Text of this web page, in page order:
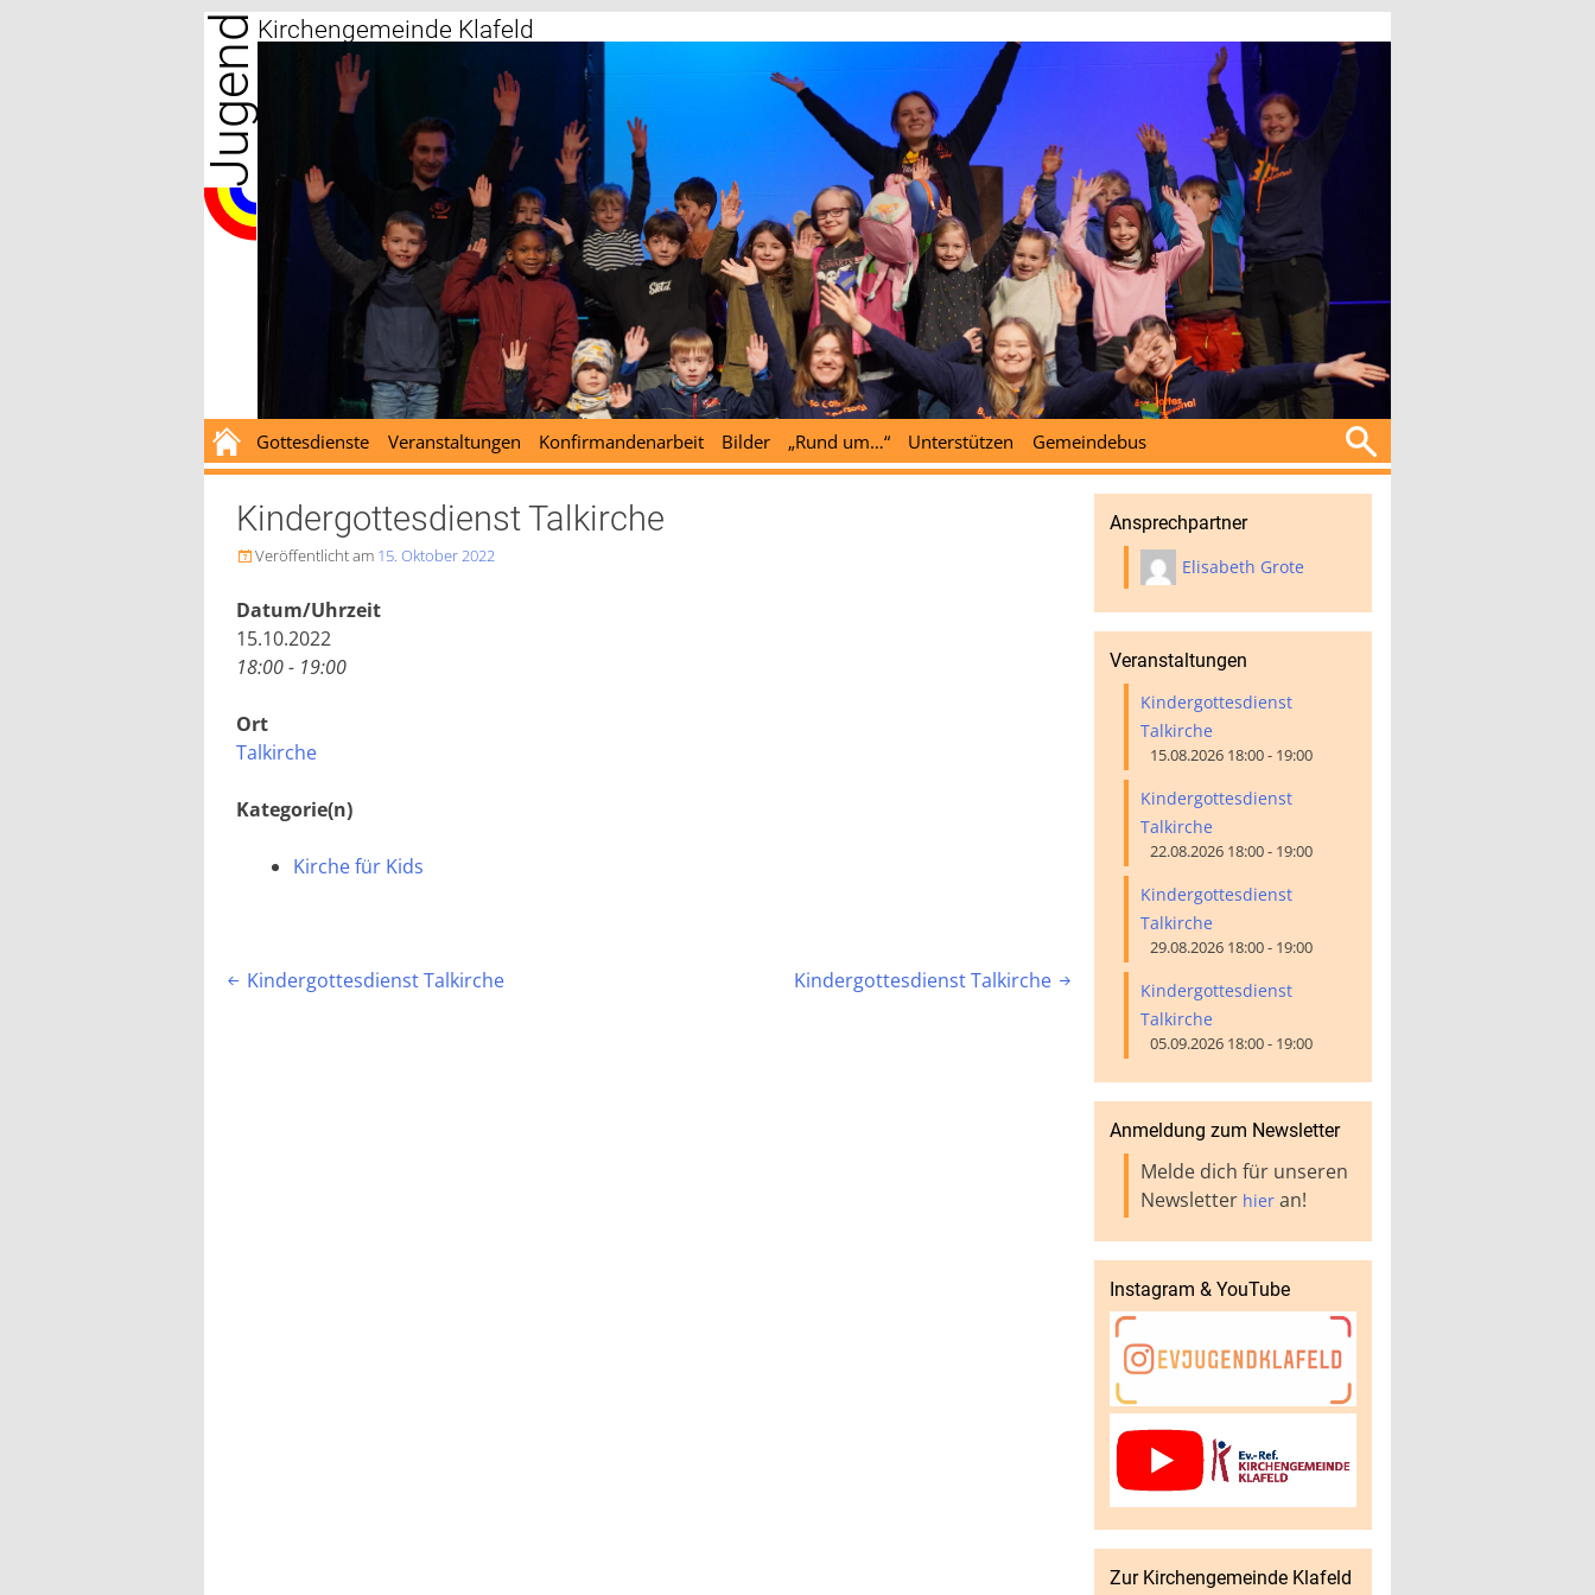
Zum
Inhalt
springen
JugendKirchengemeinde Klafeld
Gottesdienste Veranstaltungen Konfirmandenarbeit Bilder „Rund um…“ Unterstützen Gemeindebus
nach:
Kindergottesdienst Talkirche
Veröffentlicht am 15. Oktober 2022
Datum/Uhrzeit
15.10.2022
18:00 - 19:00
Ort
Talkirche
Kategorie(n)
Kirche für Kids
Beitragsnavigation
 Kindergottesdienst Talkirche Kindergottesdienst Talkirche 
Ansprechpartner
Elisabeth Grote
Veranstaltungen
Kindergottesdienst
Talkirche
15.08.2026 18:00 - 19:00
Kindergottesdienst
Talkirche
22.08.2026 18:00 - 19:00
Kindergottesdienst
Talkirche
29.08.2026 18:00 - 19:00
Kindergottesdienst
Talkirche
05.09.2026 18:00 - 19:00
Anmeldung zum Newsletter
Melde dich für unseren
Newsletter hieran!
Instagram & YouTube
Zur Kirchengemeinde Klafeld